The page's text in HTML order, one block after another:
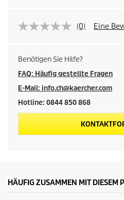
(0) Eine
Benötigen Sie Hilfe?
FAQ: Häufig gestellte Fragen
E-Mail: info.ch@kaercher.com
Hotline: 0844 850 868
HÄUFIG ZUSAMMEN MIT DIESEM